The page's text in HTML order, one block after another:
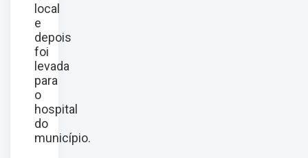
local
e
depois
foi
levada
para
o
hospital
do
município.